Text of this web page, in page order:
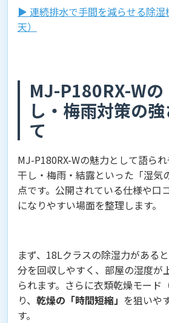
▶︎ 連続排水で手間を減らせる除湿
天）
MJ-P180RX-Wの
し・梅雨対策の
て
MJ-P180RX-Wの魅力として語ら
干し・梅雨・結露といった「湿気
点です。公開されている仕様や口
になりやすい場面を整理します。
まず、18Lクラスの除湿力がある
分を回収しやすく、部屋の湿度が
られます。さらに衣類乾燥モード
り、 乾燥の「時間短縮」 を狙いや
す。